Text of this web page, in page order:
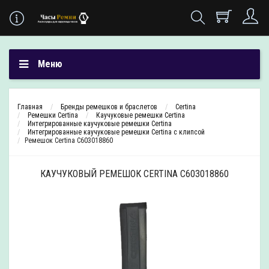
Меню
Главная Бренды ремешков и браслетов
Certina
Ремешки Certina
Каучуковые ремешки Certina
Интегрированные каучуковые ремешки Certina
Интегрированные каучуковые ремешки Certina с клипсой
Ремешок Certina C603018860
КАУЧУКОВЫЙ РЕМЕШОК CERTINA C603018860